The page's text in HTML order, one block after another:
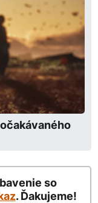
so
. Ďakujeme!